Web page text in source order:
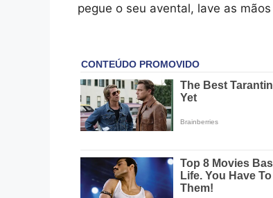
pegue o seu avental, lave as